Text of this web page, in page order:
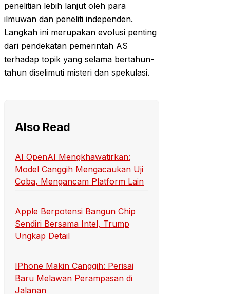
penelitian lebih lanjut oleh para
ilmuwan dan peneliti independen.
Langkah ini merupakan evolusi penting
dari pendekatan pemerintah AS
terhadap topik yang selama bertahun-
tahun diselimuti misteri dan spekulasi.
Also Read
AI OpenAI Mengkhawatirkan:
Model Canggih Mengacaukan Uji
Coba, Mengancam Platform Lain
Apple Berpotensi Bangun Chip
Sendiri Bersama Intel, Trump
Ungkap Detail
IPhone Makin Canggih: Perisai
Baru Melawan Perampasan di
Jalanan